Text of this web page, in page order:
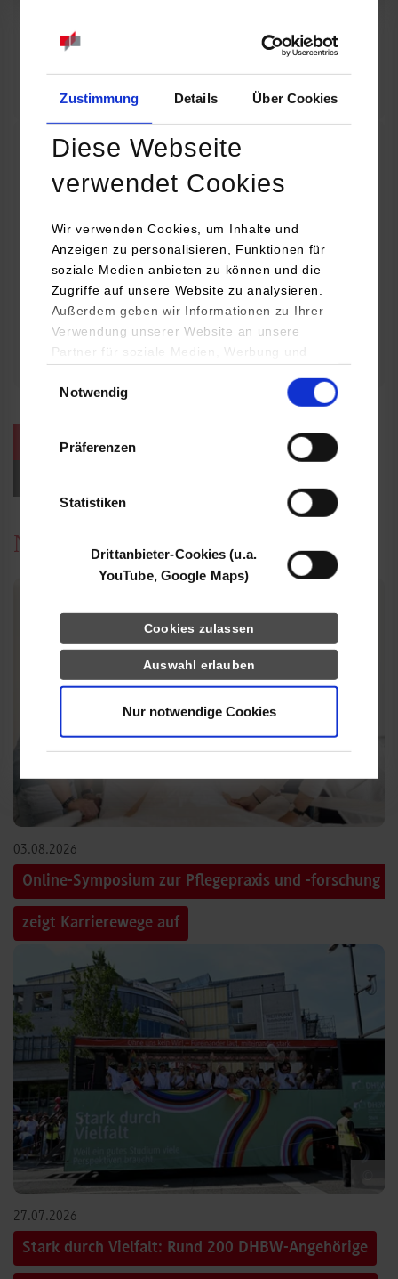
Zustimmung Details Über Cookies
Diese Webseite
verwendet Cookies
Wir verwenden Cookies, um Inhalte und
Anzeigen zu personalisieren, Funktionen für
soziale Medien anbieten zu können und die
Zugriffe auf unsere Website zu analysieren.
Außerdem geben wir Informationen zu Ihrer
Verwendung unserer Website an unsere
Partner für soziale Medien, Werbung und
YouTube, Google Maps) führen diese
Daten zusammen, die Sie ihnen bereitgestellt
haben oder die sie im Rahmen Ihrer Nutzung
Notwendig
Präferenzen
Statistiken
Drittanbieter-Cookies (u.a.
YouTube, Google Maps)
Cookies zulassen
Auswahl erlauben
Nur notwendige Cookies
Online INDIS-Infoveranstaltung für Studierende
Zum Event
Technologietag: Clean Urban Transportation –
nachhaltige Mobilität im (sub)urbanen Umfeld
16.09.2026 - 17.09.2026
Im Mittelpunkt stehen elektrische Antriebe, moderne
Batterietechnologien und innovative Fahrzeugkonzepte für
nachhaltige Mobilität in Stadt und…
weitere Veranstaltungen / Termine
News
03.08.2026
Online-Symposium zur Pflegepraxis und -forschung
zeigt Karrierewege auf
27.07.2026
Stark durch Vielfalt: Rund 200 DHBW-Angehörige